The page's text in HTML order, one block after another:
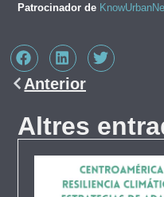
Patrocinador de
Anterior
Altres